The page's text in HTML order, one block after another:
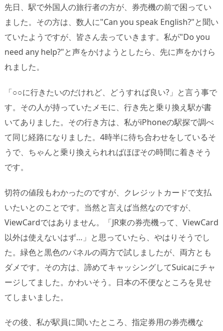
先日、駅で外国人の旅行者の方が、券売機の前で困ってい
ました。その方は、数人に"Can you speak English?"と聞い
ていたようですが、皆さん去っていきます。私が"Do you
need any help?"と声をかけようとしたら、先に声をかけら
れました。
「○○に行きたいのだけれど、どうすれば良い?」と言う事で
す。その人が持っていたメモに、行き先と乗り換え駅が書
いてありました。その行き方は、私がiPhoneの駅探で調べ
て同じ経路になりました。4時半に待ち合わせをしているそ
うで、ちゃんと乗り換えられればほぼその時間に着きそう
です。
切符の値段もわかったのですが、クレジットカードで支払
いたいとのことです。当然と言えば当然なのですが、
ViewCardではありません。「JR東の券売機って、ViewCard
以外は使えないはず…」と思っていたら、やはりそうでし
た。緑色と黒色のパネルの両方で試しましたが、両方とも
ダメです。その方は、諦めてキャッシングしてSuicaにチャ
ージしてました。かわいそう。日本の不便なところを見せ
てしまいました。
その後、私が駅員に聞いたところ、指定券用の券売機な